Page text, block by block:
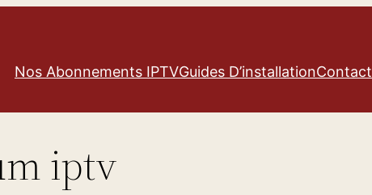
Nos Abonnements IPTVGuides D’installationContact
iptv